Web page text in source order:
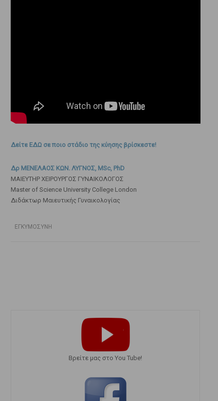
Δείτε ΕΔΩ σε ποιο στάδιο της κύησης βρίσκεστε!
Δρ ΜΕΝΕΛΑΟΣ ΚΩΝ. ΛΥΓΝΟΣ, MSc, PhD
ΜΑΙΕΥΤΗΡ ΧΕΙΡΟΥΡΓΟΣ ΓΥΝΑΙΚΟΛΟΓΟΣ
Master of Science University College London
Διδάκτωρ Μαιευτικής Γυναικολογίας
ΕΓΚΥΜΟΣΥΝΗ
Bρείτε μας στο You Tube!